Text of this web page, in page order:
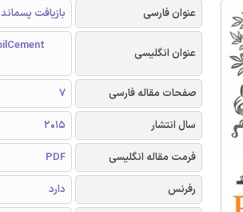
عنوان فارسی بازیافت
عنوان انگلیسی
صفحات مقاله فارسی 7
سال انتشار
2015
فرمت مقاله انگلیسی
PDF
رفرنس
دارد